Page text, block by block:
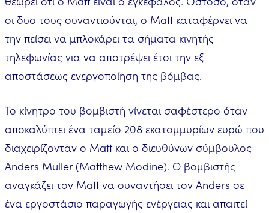
οι δυο τους συναντιούνται, ο Matt καταφέρνει να
την πείσει να μπλοκάρει τα σήματα κινητής
τηλεφωνίας για να αποτρέψει έτσι την εξ
αποστάσεως ενεργοποίηση της βόμβας.
Το κίνητρο του βομβιστή γίνεται σαφέστερο όταν
αποκαλύπτει ένα ταμείο 208 εκατομμυρίων ευρώ που
διαχειρίζονταν ο Matt και ο διευθύνων σύμβουλος
Anders Muller (Matthew Modine). Ο βομβιστής
αναγκάζει τον Matt να συναντήσει τον Anders σε
ένα εργοστάσιο παραγωγής ενέργειας και απαιτεί